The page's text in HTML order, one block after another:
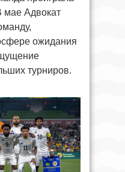
мае Адвокат
ожидания
турниров.